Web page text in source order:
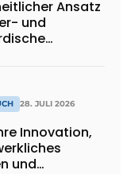
Ansatz
und
28. JULI 2026
Innovation,
und